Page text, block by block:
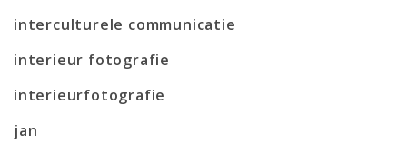
interculturele communicatie
interieur fotografie
interieurfotografie
jan